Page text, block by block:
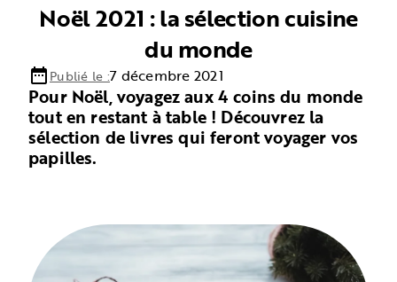
Noël 2021 : la sélection cuisine
du monde
date_rangePublié le :7 décembre 2021
Pour Noël, voyagez aux 4 coins du monde
tout en restant à table ! Découvrez la
sélection de livres qui feront voyager vos
papilles.